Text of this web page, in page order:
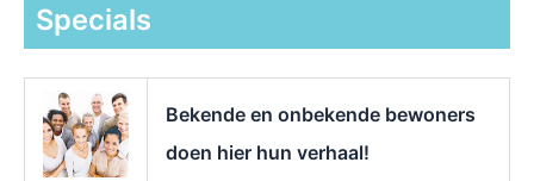
a
Specials
Bekende en onbekende bewoners
doen hier hun verhaal!